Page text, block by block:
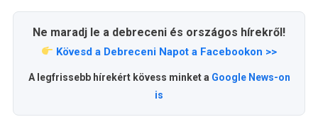
Ne maradj le a debreceni és országos hírekről!
Kövesd a Debreceni Napot a Facebookon >>
A legfrissebb hírekért kövess minket a Google News-on
is